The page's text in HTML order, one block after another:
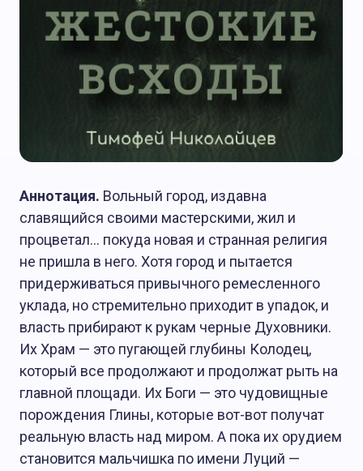
Аннотация. Вольный город, издавна
славящийся своими мастерскими, жил и
процветал… покуда новая и странная религия
не пришла в него. Хотя город и пытается
придерживаться привычного ремесленного
уклада, но стремительно приходит в упадок, и
власть прибирают к рукам черные Духовники.
Их Храм — это пугающей глубины Колодец,
который все продолжают и продолжат рыть на
главной площади. Их Боги — это чудовищные
порождения Глины, которые вот-вот получат
реальную власть над миром. А пока их орудием
становится мальчишка по имени Луций —